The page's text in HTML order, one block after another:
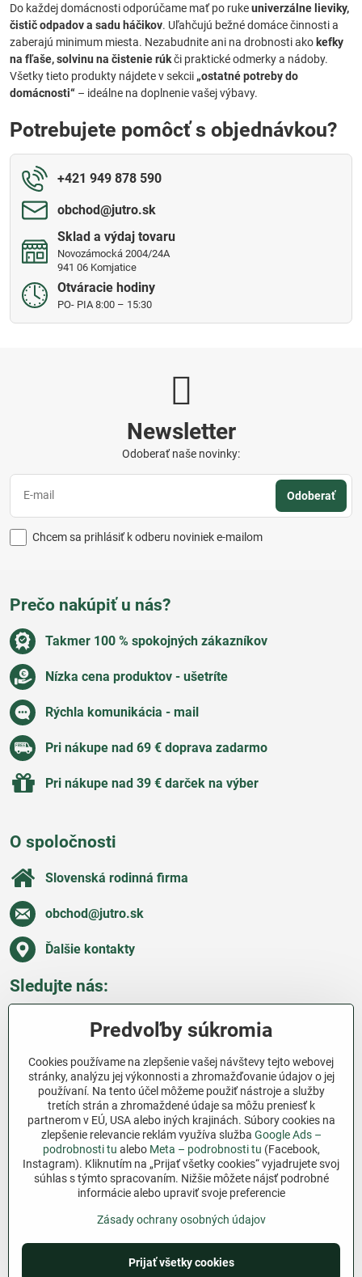
Do každej domácnosti odporúčame mať po rukeuniverzálne lieviky,
čistič odpadov a sadu háčikov. Uľahčujú bežné domáce činnosti a
zaberajú minimum miesta. Nezabudnite ani na drobnosti ako kefky
na fľaše, solvinu na čistenie rúkči praktické odmerky a nádoby.
Všetky tieto produkty nájdete v sekcii „ostatné potreby do
domácnosti“ – ideálne na doplnenie vašej výbavy.
Potrebujete pomôcť s objednávkou?
+421 949 878 590
obchod​@jutro​.sk
Sklad a výdaj tovaru
Novozámocká 2004/24A
941 06 Komjatice
Otváracie hodiny
PO- PIA 8:00 – 15:30
Newsletter
Odoberať naše novinky:
Odoberať
Chcem sa prihlásiť k odberu noviniek e-mailom
Prečo nakúpiť u nás?
Takmer 100 % spokojných zákazníkov
Nízka cena produktov - ušetríte
Rýchla komunikácia - mail
Pri nákupe nad 69 € doprava zadarmo
Pri nákupe nad 39 € darček na výber
O spoločnosti
Slovenská rodinná firma
obchod​@jutro​.sk
Ďalšie kontakty
Sledujte nás:
Všetko o nákupe
Ďakujeme za podporu
Sme slovenský e-shop bez dotácií​. Fungujeme len
vďaka vám – ľuďom, ktorí veria v poctivú prácu a
lásku k pôde​. Každý nákup na Jutro​.sk nám pomáha
pokračovať v tom, čo má zmysel – pomáhať
záhradkárom zadarmo a srdcom​.
©2026Copyright
Predvoľby súkromiaZásady ochrany osobných údajov
Predvoľby súkromia
Cookies používame na zlepšenie vašej návštevy tejto webovej
stránky, analýzu jej výkonnosti a zhromažďovanie údajov o jej
používaní. Na tento účel môžeme použiť nástroje a služby
tretích strán a zhromaždené údaje sa môžu preniesť k
partnerom v EÚ, USA alebo iných krajinách. Súbory cookies na
zlepšenie relevancie reklám využíva služba Google Ads –
podrobnosti tu alebo Meta – podrobnosti tu (Facebook,
Instagram). Kliknutím na „Prijať všetky cookies“ vyjadrujete svoj
súhlas s týmto spracovaním. Nižšie môžete nájsť podrobné
informácie alebo upraviť svoje preferencie
Zásady ochrany osobných údajov
Prijať všetky cookies